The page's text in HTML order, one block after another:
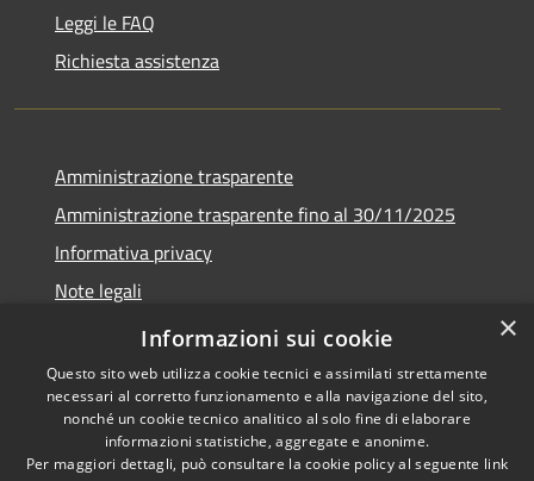
Leggi le FAQ
Richiesta assistenza
Amministrazione trasparente
Amministrazione trasparente fino al 30/11/2025
Informativa privacy
Note legali
Dichiarazione di accessibilità
Copyright © 2026 • Comune di
×
Informazioni sui cookie
Questo sito web utilizza cookie tecnici e assimilati strettamente
necessari al corretto funzionamento e alla navigazione del sito,
nonché un cookie tecnico analitico al solo fine di elaborare
informazioni statistiche, aggregate e anonime.
Per maggiori dettagli, può consultare la cookie policy al seguente link